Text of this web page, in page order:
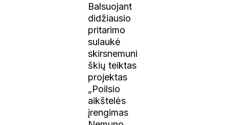
Balsuojant
didžiausio
pritarimo
sulaukė
skirsnemuni
škių teiktas
projektas
„Poilsio
aikštelės
įrengimas